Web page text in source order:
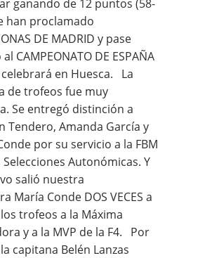
ganando de 12 puntos (58-
han proclamado
DE MADRID y pase
CAMPEONATO DE ESPAÑA
en Huesca. La
de trofeos fue muy
Se entregó distinción a
Tendero, Amanda García y
por su servicio a la FBM
Selecciones Autonómicas. Y
salió nuestra
María Conde DOS VECES a
trofeos a la Máxima
y a la MVP de la F4. Por
capitana Belén Lanzas